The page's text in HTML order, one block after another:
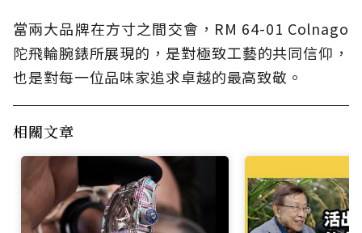
當兩大品牌在方寸之間交會，RM 64-01 Colnago
陀飛輪腕錶所展現的，是對極致工藝的共同信仰，
也是對每一位品味家追求卓越的最高致敬。
相關文章